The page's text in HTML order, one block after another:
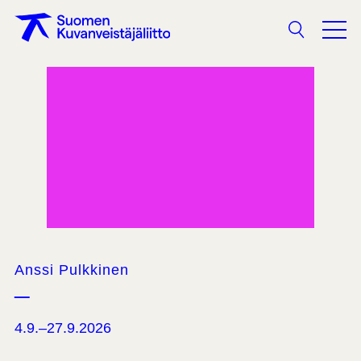
Search
Anssi Pulkkinen
–
4.9.–27.9.2026